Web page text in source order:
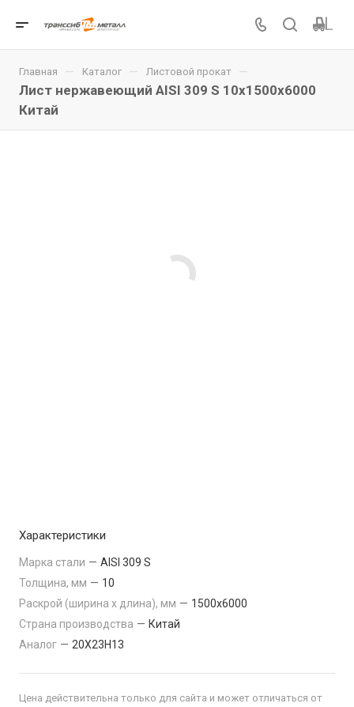
Главная — Каталог — Листовой прокат —
Лист нержавеющий AISI 309 S 10x1500x6000
Китай
Характеристики
Марка стали — AISI 309 S
Толщина, мм — 10
Раскрой (ширина х длина), мм — 1500x6000
Страна производства — Китай
Аналог — 20Х23Н13
Цена действительна только для сайта и может отличаться от